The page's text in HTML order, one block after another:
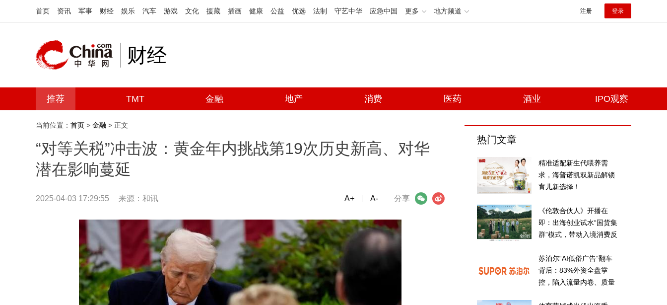
首页 资讯 军事 财经 娱乐 汽车 游戏 文化 援藏 插画 健康 公益 优选 法制 守艺中华 应急中国 更多 地方频道 注册 登录
财经
推荐 TMT 金融 地产 消费 医药 酒业 IPO观察
当前位置： 首页 > 金融 > 正文
“对等关税”冲击波：黄金年内挑战第19次历史新高、对华
潜在影响蔓延
2025-04-03 17:29:55 来源：和讯 分享
微信 微博
A+ A-
热门文章
精准适配新生代喂养需
求，海普诺凯双新品解锁
育儿新选择！
《伦敦合伙人》开播在
即：出海创业试水“国货集
群”模式，带动入境消费反
苏泊尔“AI低俗广告”翻车
背后：83%外资全盘掌
控，陷入流量内卷、质量